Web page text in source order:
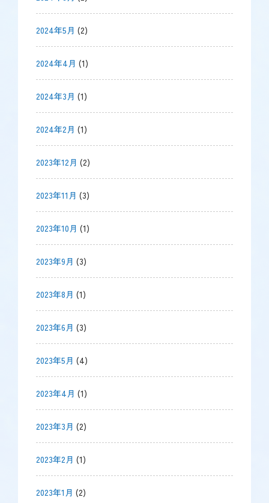
2024年5月 (2)
2024年4月 (1)
2024年3月 (1)
2024年2月 (1)
2023年12月 (2)
2023年11月 (3)
2023年10月 (1)
2023年9月 (3)
2023年8月 (1)
2023年6月 (3)
2023年5月 (4)
2023年4月 (1)
2023年3月 (2)
2023年2月 (1)
2023年1月 (2)